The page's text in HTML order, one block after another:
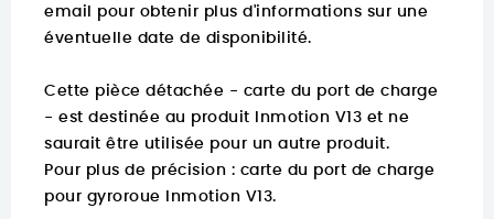
email pour obtenir plus d'informations sur une
éventuelle date de disponibilité.
Cette pièce détachée - carte du port de charge
- est destinée au produit Inmotion V13 et ne
saurait être utilisée pour un autre produit.
Pour plus de précision : carte du port de charge
pour gyroroue Inmotion V13.